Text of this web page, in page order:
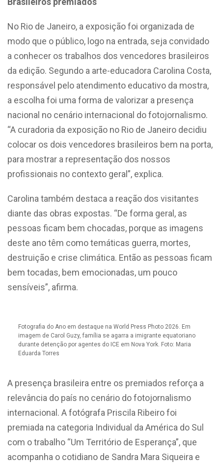
No Rio de Janeiro, a exposição foi organizada de
modo que o público, logo na entrada, seja convidado
a conhecer os trabalhos dos vencedores brasileiros
da edição. Segundo a arte-educadora Carolina Costa,
responsável pelo atendimento educativo da mostra,
a escolha foi uma forma de valorizar a presença
nacional no cenário internacional do fotojornalismo.
“A curadoria da exposição no Rio de Janeiro decidiu
colocar os dois vencedores brasileiros bem na porta,
para mostrar a representação dos nossos
profissionais no contexto geral”, explica.
Carolina também destaca a reação dos visitantes
diante das obras expostas. “De forma geral, as
pessoas ficam bem chocadas, porque as imagens
deste ano têm como temáticas guerra, mortes,
destruição e crise climática. Então as pessoas ficam
bem tocadas, bem emocionadas, um pouco
sensíveis”, afirma.
Fotografia do Ano em destaque na World Press Photo 2026. Em
imagem de Carol Guzy, família se agarra a imigrante equatoriano
durante detenção por agentes do ICE em Nova York. Foto: Maria
Eduarda Torres
A presença brasileira entre os premiados reforça a
relevância do país no cenário do fotojornalismo
internacional. A fotógrafa Priscila Ribeiro foi
premiada na categoria Individual da América do Sul
com o trabalho “Um Território de Esperança”, que
acompanha o cotidiano de Sandra Mara Siqueira e